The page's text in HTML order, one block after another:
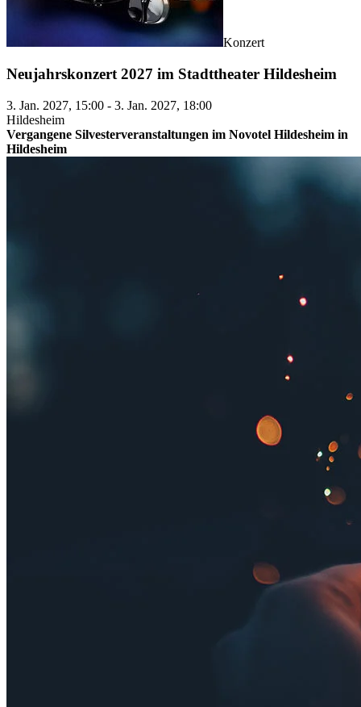
Konzert
Neujahrskonzert 2027 im Stadttheater Hildesheim
3. Jan. 2027, 15:00 - 3. Jan. 2027, 18:00
Hildesheim
Vergangene Silvesterveranstaltungen im Novotel Hildesheim in
Hildesheim